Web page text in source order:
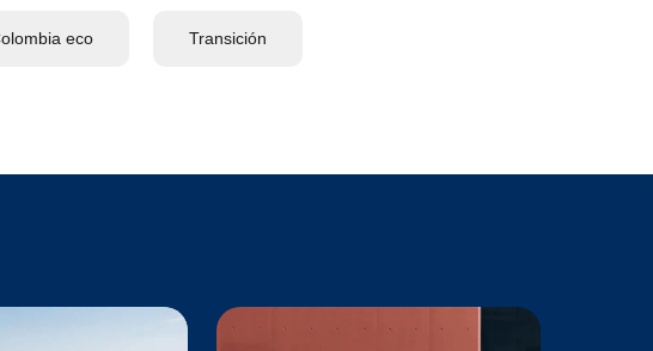
eco Transición